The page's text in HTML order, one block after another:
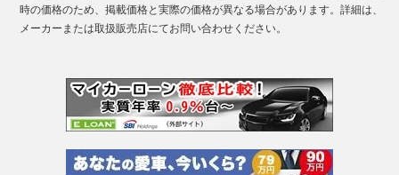
時の価格のため、掲載価格と実際の価格が異なる場合があります。詳細は、
メーカーまたは取扱販売店にてお問い合わせください。